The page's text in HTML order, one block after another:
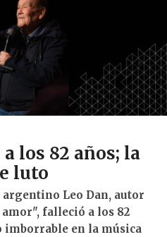
los 82 años; la
luto
Leo Dan, autor
falleció a los 82
imborrable en la música